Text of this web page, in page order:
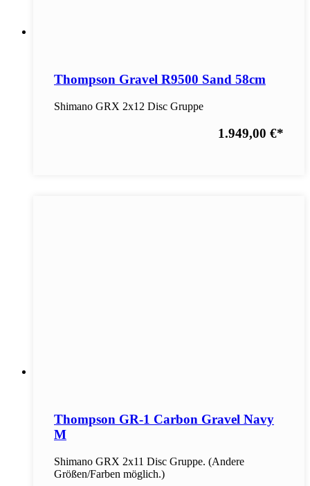
Thompson Gravel R9500 Sand 58cm
Shimano GRX 2x12 Disc Gruppe
1.949,00 €*
Thompson GR-1 Carbon Gravel Navy
M
Shimano GRX 2x11 Disc Gruppe. (Andere
Größen/Farben möglich.)